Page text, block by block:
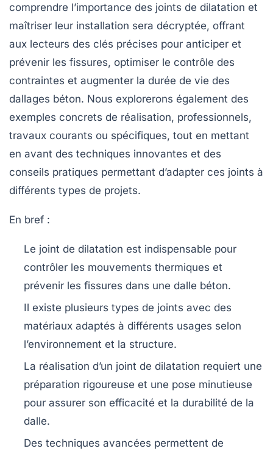
comprendre l’importance des joints de dilatation et
maîtriser leur installation sera décryptée, offrant
aux lecteurs des clés précises pour anticiper et
prévenir les fissures, optimiser le contrôle des
contraintes et augmenter la durée de vie des
dallages béton. Nous explorerons également des
exemples concrets de réalisation, professionnels,
travaux courants ou spécifiques, tout en mettant
en avant des techniques innovantes et des
conseils pratiques permettant d’adapter ces joints à
différents types de projets.
En bref :
Le joint de dilatation est indispensable pour
contrôler les mouvements thermiques et
prévenir les fissures dans une dalle béton.
Il existe plusieurs types de joints avec des
matériaux adaptés à différents usages selon
l’environnement et la structure.
La réalisation d’un joint de dilatation requiert une
préparation rigoureuse et une pose minutieuse
pour assurer son efficacité et la durabilité de la
dalle.
Des techniques avancées permettent de